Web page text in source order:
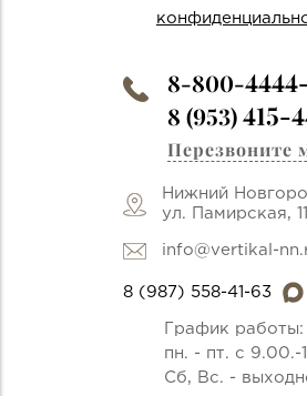
8-800-
8 (953)415-
Перезвоните
Нижний
ул. Памирская,
info@vertikal-
8 (987) 558-41-63
График работы:
пн. - пт. с 9.00.-
Сб, Вс. -